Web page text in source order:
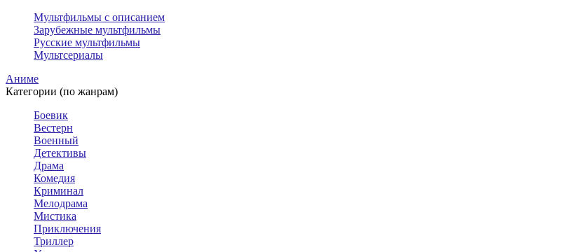
Мультфильмы с описанием
Зарубежные мультфильмы
Русские мультфильмы
Мультсериалы
Аниме
Категории (по жанрам)
Боевик
Вестерн
Военный
Детективы
Драма
Комедия
Криминал
Мелодрама
Мистика
Приключения
Триллер